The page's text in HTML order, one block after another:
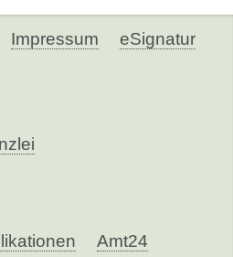
Impressum eSignatur
Amt24